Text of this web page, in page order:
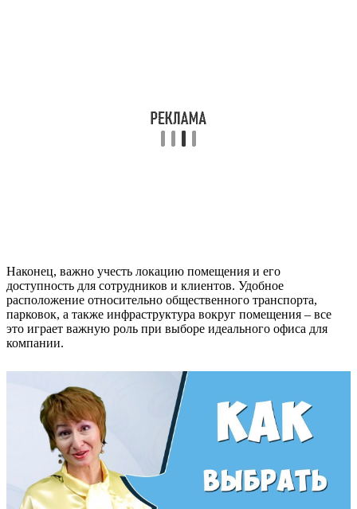
Наконец, важно учесть локацию помещения и его
доступность для сотрудников и клиентов. Удобное
расположение относительно общественного транспорта,
парковок, а также инфраструктура вокруг помещения – все
это играет важную роль при выборе идеального офиса для
компании.